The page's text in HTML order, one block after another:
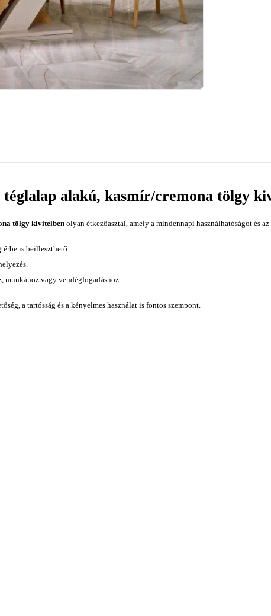
alakú, kasmír/cremona tölgy
tölgy kivitelben olyan étkezőasztal, amely a mindennapi használhatóságot és
is beilleszthető.
vagy vendégfogadáshoz.
a tartósság és a kényelmes használat is fontos szempont.